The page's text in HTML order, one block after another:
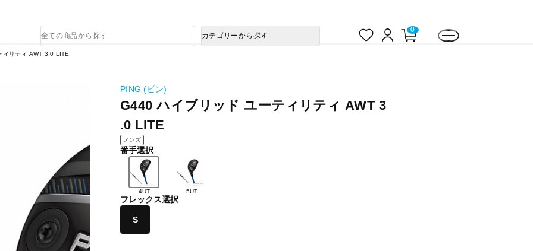
ロ
0
品
検
索
カテゴリーから探す
ィリティ AWT 3.0 LITE
PING (ピン)
G440 ハイブリッド ユーティリティ AWT 3
.0 LITE
メンズ
番手選択
4UT 5UT
フレックス選択
S